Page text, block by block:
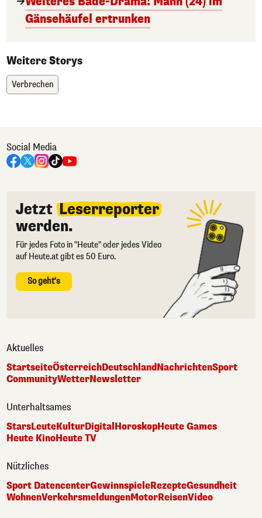
Gänsehäufel ertrunken
Weitere Storys
Verbrechen
Social Media
Jetzt Leserreporter
werden.
Für jedes Foto in "Heute" oder jedes Video
auf Heute.at gibt es 50 Euro.
So geht's
Aktuelles
StartseiteÖsterreichDeutschlandNachrichtenSport
CommunityWetterNewsletter
Unterhaltsames
StarsLeuteKulturDigitalHoroskopHeute Games
Heute KinoHeute TV
Nützliches
Sport DatencenterGewinnspieleRezepteGesundheit
WohnenVerkehrsmeldungenMotorReisenVideo